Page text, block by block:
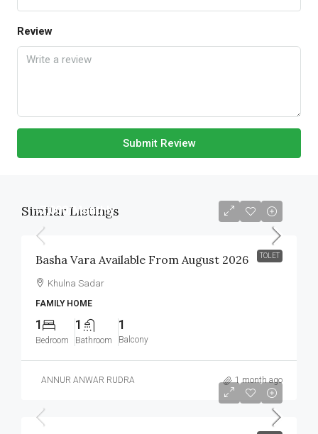
Review
Submit Review
Similar Listings
TOLET
৳7,000 /Monthly
Basha Vara Available From August 2026
Khulna Sadar
FAMILY HOME
1
Bedroom
1
Bathroom
1
Balcony
ANNUR ANWAR RUDRA 1 month ago